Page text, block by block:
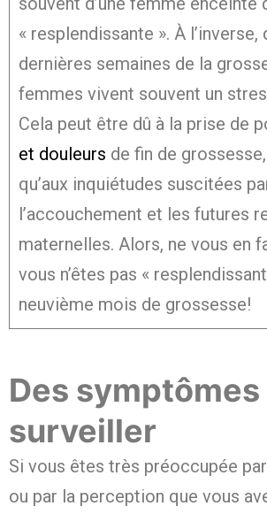
« resplendissante ». À l’inverse,
dernières semaines de la
femmes vivent souvent un
Cela peut être dû à la prise de
et douleurs de fin de
qu’aux inquiétudes suscitées
l’accouchement et les futures
maternelles. Alors, ne vous en
vous n’êtes pas «
neuvième mois de grossesse!
Des symptômes
surveiller
Si vous êtes très préoccupée
ou par la perception que vous